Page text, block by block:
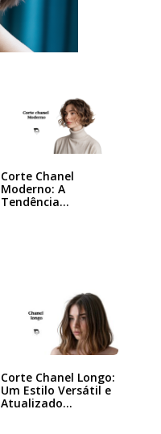
Corte Chanel
Moderno: A
Tendência
Corte Chanel Longo:
Um Estilo Versátil e
Atualizado…